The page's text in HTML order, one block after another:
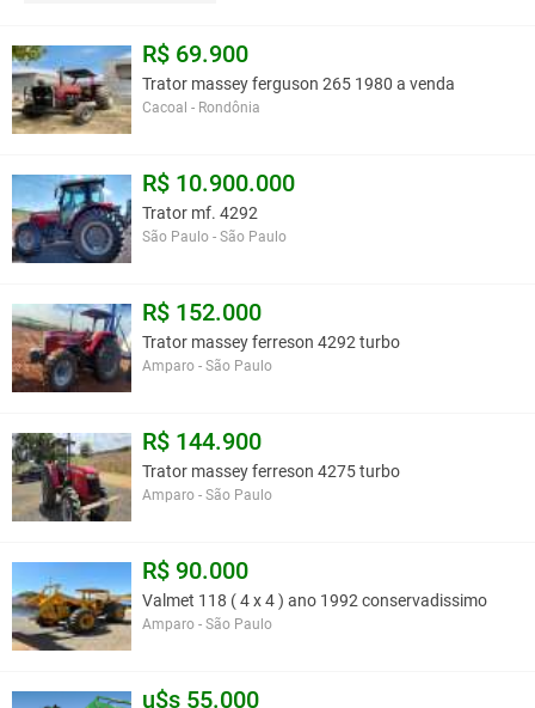
R$ 69.900
Trator massey ferguson 265 1980 a venda
Cacoal - Rondônia
R$ 10.900.000
Trator mf. 4292
São Paulo - São Paulo
R$ 152.000
Trator massey ferreson 4292 turbo
Amparo - São Paulo
R$ 144.900
Trator massey ferreson 4275 turbo
Amparo - São Paulo
R$ 90.000
Valmet 118 ( 4 x 4 ) ano 1992 conservadissimo
Amparo - São Paulo
u$s 55.000